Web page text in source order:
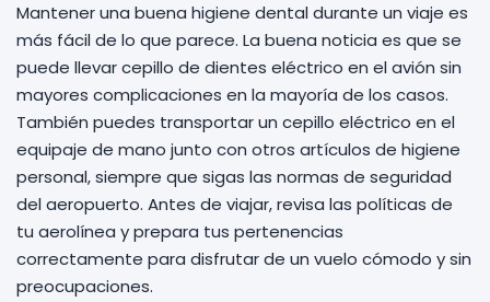
Mantener una buena higiene dental durante un viaje es
más fácil de lo que parece. La buena noticia es que se
puede llevar cepillo de dientes eléctrico en el avión sin
mayores complicaciones en la mayoría de los casos.
También puedes transportar un cepillo eléctrico en el
equipaje de mano junto con otros artículos de higiene
personal, siempre que sigas las normas de seguridad
del aeropuerto. Antes de viajar, revisa las políticas de
tu aerolínea y prepara tus pertenencias
correctamente para disfrutar de un vuelo cómodo y sin
preocupaciones.